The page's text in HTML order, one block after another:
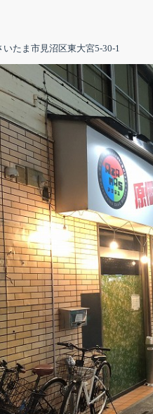
いたま市見沼区東大宮5-30-1